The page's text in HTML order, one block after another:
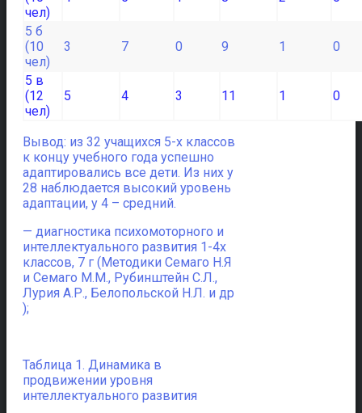
чел)
5 б
(10
чел)
3 7 0 9 1 0
5 в
(12
чел)
5 4 3 11 1 0
Вывод: из 32 учащихся 5-х классов
к концу учебного года успешно
адаптировались все дети. Из них у
28 наблюдается высокий уровень
адаптации, у 4 – средний.
— диагностика психомоторного и
интеллектуального развития 1-4х
классов, 7 г (Методики Семаго Н.Я
и Семаго М.М., Рубинштейн С.Л.,
Лурия А.Р., Белопольской Н.Л. и др
);
Таблица 1. Динамика в
продвижении уровня
интеллектуального развития